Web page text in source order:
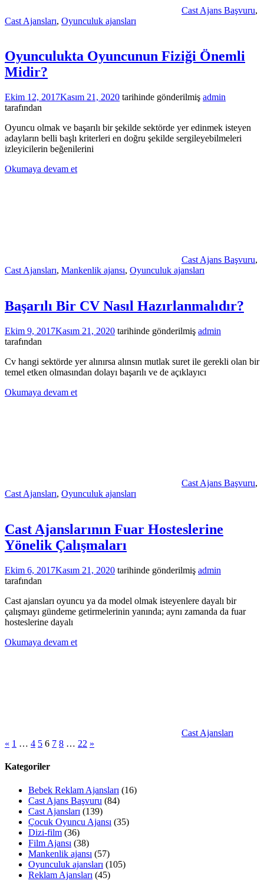
Cast Ajans Başvuru,
Cast Ajansları, Oyunculuk ajansları
Oyunculukta Oyuncunun Fiziği Önemli
Midir?
Ekim 12, 2017Kasım 21, 2020 tarihinde gönderilmiş admin
tarafından
Oyuncu olmak ve başarılı bir şekilde sektörde yer edinmek isteyen
adayların belli başlı kriterleri en doğru şekilde sergileyebilmeleri
izleyicilerin beğenilerini
Okumaya devam et
Cast Ajans Başvuru,
Cast Ajansları, Mankenlik ajansı, Oyunculuk ajansları
Başarılı Bir CV Nasıl Hazırlanmalıdır?
Ekim 9, 2017Kasım 21, 2020 tarihinde gönderilmiş admin
tarafından
Cv hangi sektörde yer alınırsa alınsın mutlak suret ile gerekli olan bir
temel etken olmasından dolayı başarılı ve de açıklayıcı
Okumaya devam et
Cast Ajans Başvuru,
Cast Ajansları, Oyunculuk ajansları
Cast Ajanslarının Fuar Hosteslerine
Yönelik Çalışmaları
Ekim 6, 2017Kasım 21, 2020 tarihinde gönderilmiş admin
tarafından
Cast ajansları oyuncu ya da model olmak isteyenlere dayalı bir
çalışmayı gündeme getirmelerinin yanında; aynı zamanda da fuar
hosteslerine dayalı
Okumaya devam et
Cast Ajansları
Yazı
sayfalaması
« Önceki
1 … 4 5 6 7 8 … 22 Sonraki
»
Kategoriler
Bebek Reklam Ajansları (16)
Cast Ajans Başvuru (84)
Cast Ajansları (139)
Çocuk Oyuncu Ajansı (35)
Dizi-film (36)
Film Ajansı (38)
Mankenlik ajansı (57)
Oyunculuk ajansları (105)
Reklam Ajansları (45)